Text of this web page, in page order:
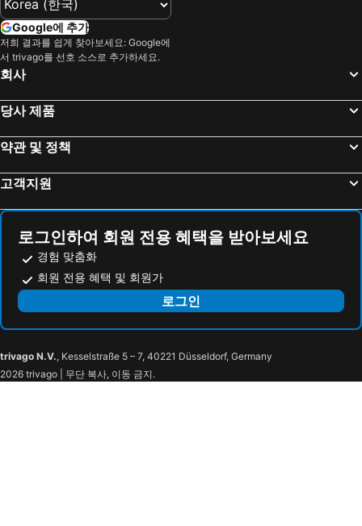
APA Hotel Omori Ekimae Higashi
원 @ 도쿄
호텔 마이스테이스 아사쿠사
Sendai, Tohoku 호텔
Zao, Tohoku 호텔
Matsushima, Tohoku 호텔
Shiroishi, Tohoku 호텔
Ofunato, Tohoku 호텔
후쿠오카, 큐슈섬 호텔
교토, 킨키 호텔
Matsuyama, Shikoku Island 호텔
나하, 오키나와 호텔
Google에 추가
저희 결과를 쉽게 찾아보세요: Google에
서 trivago를 선호 소스로 추가하세요.
회사
당사 제품
약관 및 정책
고객지원
로그인하여 회원 전용 혜택을 받아보세요
경험 맞춤화
회원 전용 혜택 및 회원가
로그인
trivago N.V., Kesselstraße 5 – 7, 40221 Düsseldorf, Germany
2026 trivago | 무단 복사, 이동 금지.